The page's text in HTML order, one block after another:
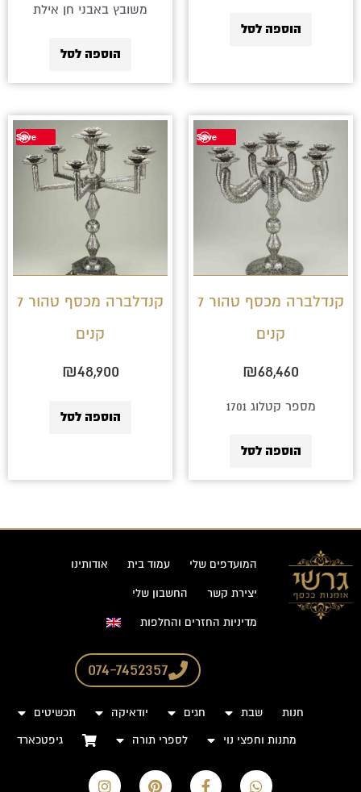
הוספה לסל
משובץ באבני חן אילת
הוספה לסל
Save
קנדלברה מכסף טהור 7
קנים
₪68,460
מספר קטלוג 1701
הוספה לסל
Save
קנדלברה מכסף טהור 7
קנים
₪48,900
הוספה לסל
המועדפים שלי עמוד בית אודותינו
יצירת קשר החשבון שלי
מדיניות החזרים והחלפות
074-7452357
חנות שבת חגים יודאיקה
תכשיטים
מתנות וחפצי נוי
לספרי תורה גיפטכארד
W
F
P
I